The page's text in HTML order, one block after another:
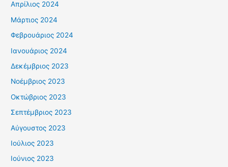
Απρίλιος 2024
Μάρτιος 2024
Φεβρουάριος 2024
Ιανουάριος 2024
Δεκέμβριος 2023
Νοέμβριος 2023
Οκτώβριος 2023
Σεπτέμβριος 2023
Αύγουστος 2023
Ιούλιος 2023
Ιούνιος 2023